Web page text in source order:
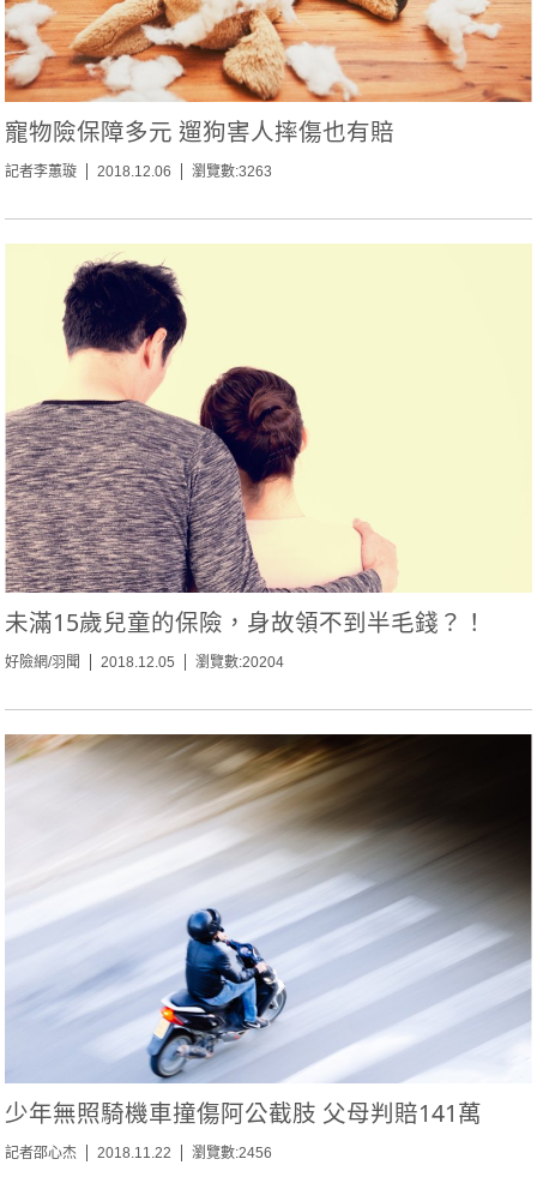
寵物險保障多元 遛狗害人摔傷也有賠
記者李蕙璇 2018.12.06 瀏覽數:3263
未滿15歲兒童的保險，身故領不到半毛錢？！
好險網/羽聞 2018.12.05 瀏覽數:20204
少年無照騎機車撞傷阿公截肢 父母判賠141萬
記者邵心杰 2018.11.22 瀏覽數:2456